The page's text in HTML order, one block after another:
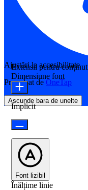
Ajustări la accesibilitate
Propulsat de OneTap
Ascunde bara de unelte
Extensii pentru conținut
Dimensiune font
Implicit
Font lizibil
Înălțime linie